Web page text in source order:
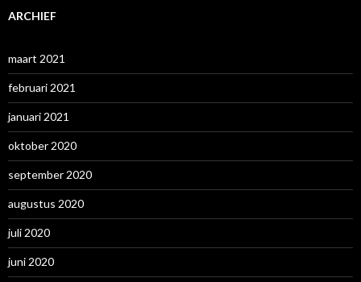
ARCHIEF
maart 2021
februari 2021
januari 2021
oktober 2020
september 2020
augustus 2020
juli 2020
juni 2020